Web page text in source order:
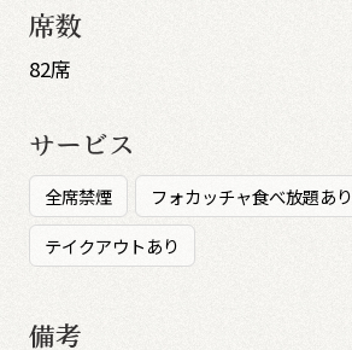
席数
82席
サービス
全席禁煙 フォカッチャ食べ放題あり
テイクアウトあり
備考